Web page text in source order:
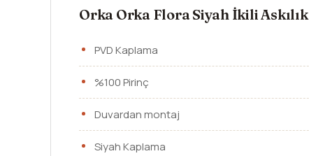
Orka Orka Flora Siyah İkili Askılık
PVD Kaplama
%100 Pirinç
Duvardan montaj
Siyah Kaplama